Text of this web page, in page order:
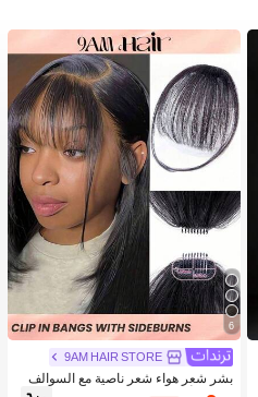
6
9AM HAIR STORE
بشر شعر هواء شعر ناصية مع السوالف
طبيعي أسود لون مقطع شعر الناصية في